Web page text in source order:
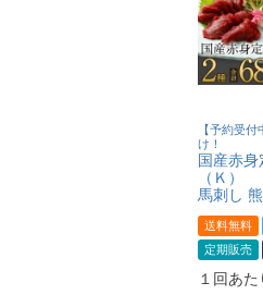
【予約受
け！
国産赤身
（Ｋ）
馬刺し
送料無料
定期販売
１回あた